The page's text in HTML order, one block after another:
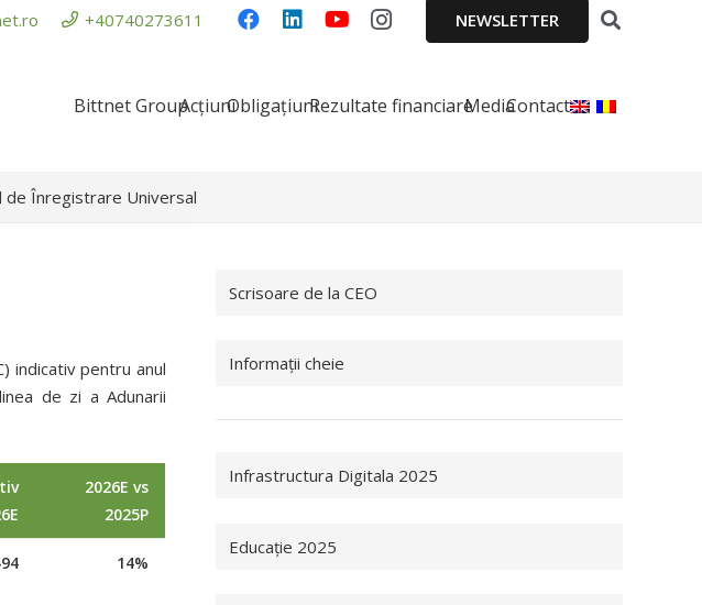
+40740273611 NEWSLETTER
Bittnet GroupAcțiuniObligațiuniRezultate financiareMediaContact
de Înregistrare Universal
indicativ pentru anul
de zi a Adunarii
2026E vs
2025P
14%
Scrisoare de la CEO
Informații cheie
Infrastructura Digitala 2025
Educație 2025